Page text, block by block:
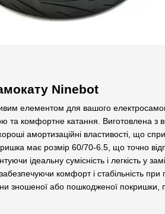
Ninebot
елементом для вашого
та комфортне катання. Виготовлена з
амортизаційні властивості, що
має розмір 60/70-6.5, що точно
ідеальну сумісність і легкість у
комфорт і стабільність при
зношеної або пошкодженої покришки,